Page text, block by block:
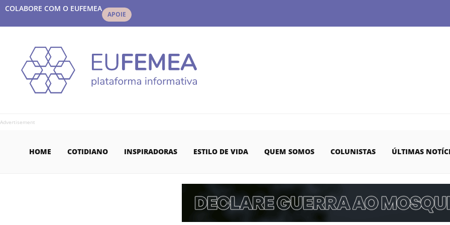
COLABORE COM O EUFEMEA
APOIE
Advertisement
HOME COTIDIANO INSPIRADORAS ESTILO DE VIDA QUEM SOMOS COLUNISTAS ÚLTIMAS